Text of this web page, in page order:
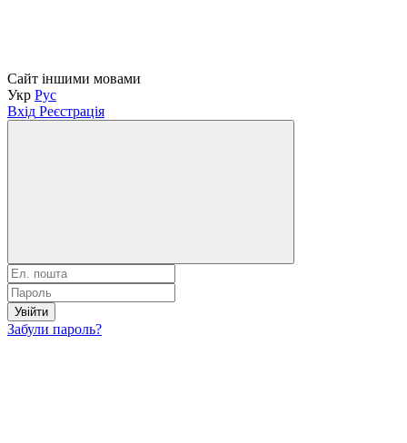
Сайт іншими мовами
Укр Рус
Вхід Реєстрація
Увійти
Забули пароль?